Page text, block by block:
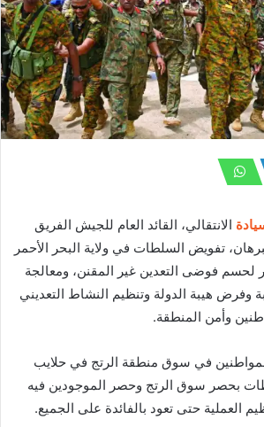
الانتقالي، القائد العام للجيش الفريق
تفويض السلطات في ولاية البحر الأحمر
لحسم فوضى التعدين غير المقنن، ومعالجة
وفرض هيبة الدولة وتنظيم النشاط التعديني
وأمن المنطقة.
في سوق منطقة الرتج في حلايب
بحصر سوق الرتج وحصر الموجودين فيه
العملية حتى تعود بالفائدة على الجميع.